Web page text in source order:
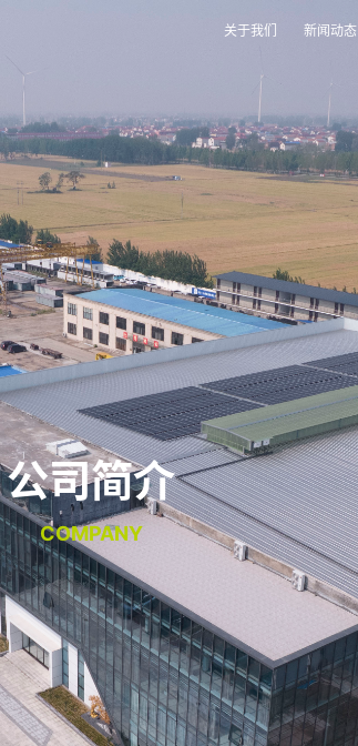
关于我们 新闻动态
公司简介
COMPANY